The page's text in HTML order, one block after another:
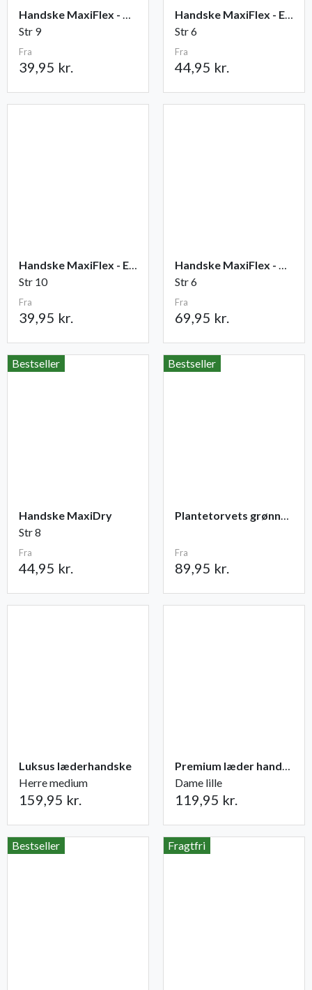
Handske MaxiFlex - Ultimate
Str 9
Fra
39,95 kr.
Handske MaxiFlex - Endurance
Str 6
Fra
44,95 kr.
Handske MaxiFlex - Elite
Str 10
Fra
39,95 kr.
Handske MaxiFlex - Cut
Str 6
Fra
69,95 kr.
Bestseller
Handske MaxiDry
Str 8
Fra
44,95 kr.
Bestseller
Plantetorvets grønne vandingspose 75 liter
Fra
89,95 kr.
Luksus læderhandske
Herre medium
159,95 kr.
Premium læder handske Flutter
Dame lille
119,95 kr.
Bestseller Fragtfri